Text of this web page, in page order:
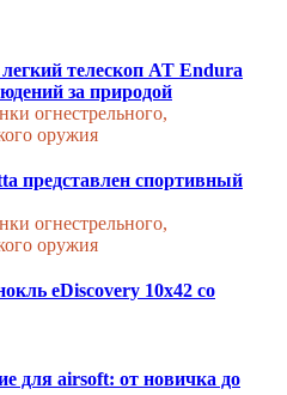
телескоп AT Endura
за природой
огнестрельного,
оружия
представлен спортивный
огнестрельного,
оружия
eDiscovery 10x42 со
для airsoft: от новичка до